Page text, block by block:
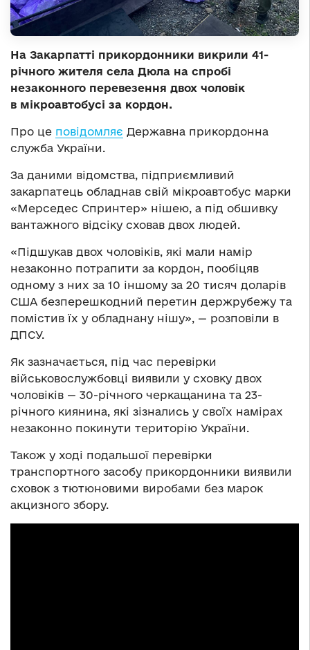
На Закарпатті прикордонники викрили 41-
річного жителя села Дюла на спробі
незаконного перевезення двох чоловік
в мікроавтобусі за кордон.
Про це повідомляє Державна прикордонна
служба України.
За даними відомства, підприємливий
закарпатець обладнав свій мікроавтобус марки
«Мерседес Спринтер» нішею, а під обшивку
вантажного відсіку сховав двох людей.
«Підшукав двох чоловіків, які мали намір
незаконно потрапити за кордон, пообіцяв
одному з них за 10 іншому за 20 тисяч доларів
США безперешкодний перетин держрубежу та
помістив їх у обладнану нішу», — розповіли в
ДПСУ.
Як зазначається, під час перевірки
військовослужбовці виявили у сховку двох
чоловіків — 30-річного черкащанина та 23-
річного киянина, які зізнались у своїх намірах
незаконно покинути територію України.
Також у ході подальшої перевірки
транспортного засобу прикордонники виявили
сховок з тютюновими виробами без марок
акцизного збору.